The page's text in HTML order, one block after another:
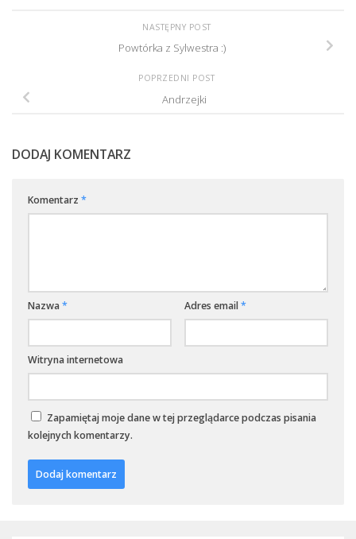
NASTĘPNY POST
Powtórka z Sylwestra :)
POPRZEDNI POST
Andrzejki
DODAJ KOMENTARZ
Komentarz *
Nazwa * Adres email*
Witryna internetowa
Zapamiętaj moje dane w tej przeglądarce podczas pisania
kolejnych komentarzy.